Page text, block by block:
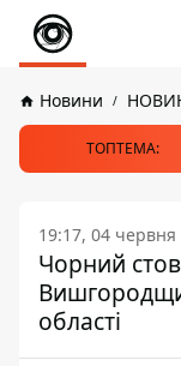
Новини
ТОПТЕМА:
19:17, 04 червня
Чорний
області